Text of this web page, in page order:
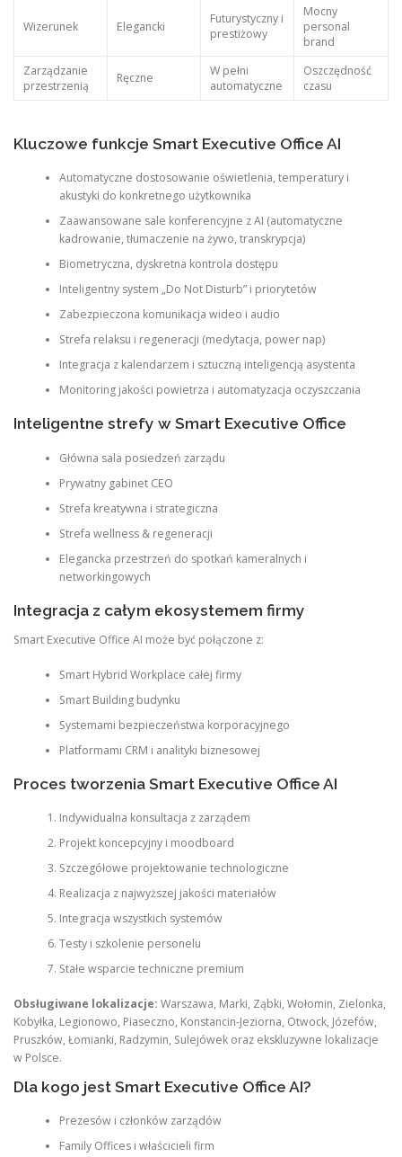
Wizerunek Elegancki
Futurystyczny i
prestiżowy
Mocny
personal
brand
Zarządzanie
przestrzenią
Ręczne
W pełni
automatyczne
Oszczędność
czasu
Kluczowe funkcje Smart Executive Office AI
Automatyczne dostosowanie oświetlenia, temperatury i
akustyki do konkretnego użytkownika
Zaawansowane sale konferencyjne z AI (automatyczne
kadrowanie, tłumaczenie na żywo, transkrypcja)
Biometryczna, dyskretna kontrola dostępu
Inteligentny system „Do Not Disturb” i priorytetów
Zabezpieczona komunikacja wideo i audio
Strefa relaksu i regeneracji (medytacja, power nap)
Integracja z kalendarzem i sztuczną inteligencją asystenta
Monitoring jakości powietrza i automatyzacja oczyszczania
Inteligentne strefy w Smart Executive Office
Główna sala posiedzeń zarządu
Prywatny gabinet CEO
Strefa kreatywna i strategiczna
Strefa wellness & regeneracji
Elegancka przestrzeń do spotkań kameralnych i
networkingowych
Integracja z całym ekosystemem firmy
Smart Executive Office AI może być połączone z:
Smart Hybrid Workplace całej firmy
Smart Building budynku
Systemami bezpieczeństwa korporacyjnego
Platformami CRM i analityki biznesowej
Proces tworzenia Smart Executive Office AI
Indywidualna konsultacja z zarządem
Projekt koncepcyjny i moodboard
Szczegółowe projektowanie technologiczne
Realizacja z najwyższej jakości materiałów
Integracja wszystkich systemów
Testy i szkolenie personelu
Stałe wsparcie techniczne premium
Obsługiwane lokalizacje: Warszawa, Marki, Ząbki, Wołomin, Zielonka,
Kobyłka, Legionowo, Piaseczno, Konstancin-Jeziorna, Otwock, Józefów,
Pruszków, Łomianki, Radzymin, Sulejówek oraz ekskluzywne lokalizacje
w Polsce.
Dla kogo jest Smart Executive Office AI?
Prezesów i członków zarządów
Family Offices i właścicieli firm